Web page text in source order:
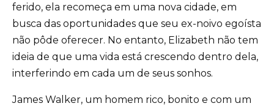
ferido, ela recomeça em uma nova cidade, em
busca das oportunidades que seu ex-noivo egoísta
não pôde oferecer. No entanto, Elizabeth não tem
ideia de que uma vida está crescendo dentro dela,
interferindo em cada um de seus sonhos.
James Walker, um homem rico, bonito e com um